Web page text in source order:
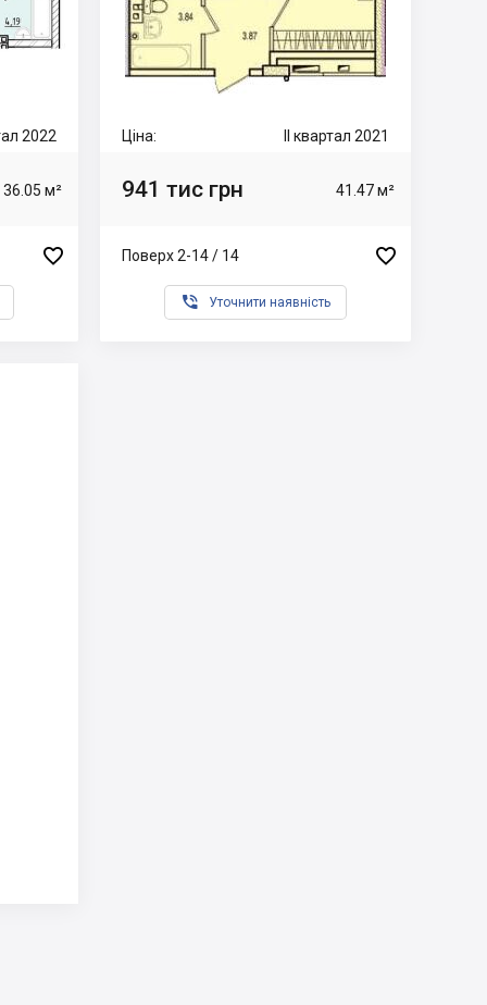
2022
36.05 м²

Ціна: II квартал 2021
941 тис грн 41.47 м²
Поверх 2-14 / 14 
 Уточнити наявність